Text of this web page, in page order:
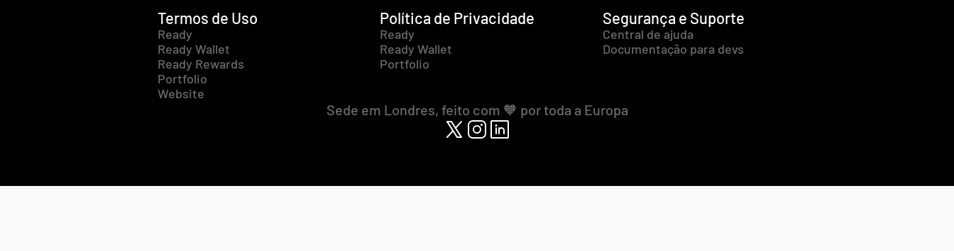
Termos de Uso
Ready
Ready Wallet
Ready Rewards
Portfolio
Website
Política de Privacidade
Ready
Ready Wallet
Portfolio
Segurança e Suporte
Central de ajuda
Documentação para devs
Sede em Londres, feito com 🧡 por toda a Europa